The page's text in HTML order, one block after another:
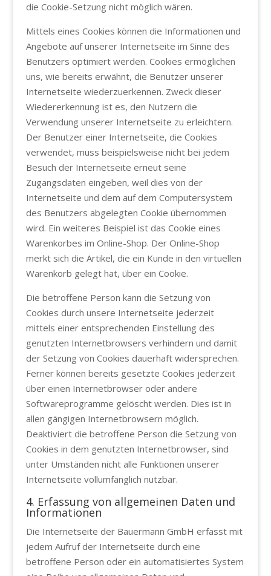
die Cookie-Setzung nicht möglich wären.
Mittels eines Cookies können die Informationen und
Angebote auf unserer Internetseite im Sinne des
Benutzers optimiert werden. Cookies ermöglichen
uns, wie bereits erwähnt, die Benutzer unserer
Internetseite wiederzuerkennen. Zweck dieser
Wiedererkennung ist es, den Nutzern die
Verwendung unserer Internetseite zu erleichtern.
Der Benutzer einer Internetseite, die Cookies
verwendet, muss beispielsweise nicht bei jedem
Besuch der Internetseite erneut seine
Zugangsdaten eingeben, weil dies von der
Internetseite und dem auf dem Computersystem
des Benutzers abgelegten Cookie übernommen
wird. Ein weiteres Beispiel ist das Cookie eines
Warenkorbes im Online-Shop. Der Online-Shop
merkt sich die Artikel, die ein Kunde in den virtuellen
Warenkorb gelegt hat, über ein Cookie.
Die betroffene Person kann die Setzung von
Cookies durch unsere Internetseite jederzeit
mittels einer entsprechenden Einstellung des
genutzten Internetbrowsers verhindern und damit
der Setzung von Cookies dauerhaft widersprechen.
Ferner können bereits gesetzte Cookies jederzeit
über einen Internetbrowser oder andere
Softwareprogramme gelöscht werden. Dies ist in
allen gängigen Internetbrowsern möglich.
Deaktiviert die betroffene Person die Setzung von
Cookies in dem genutzten Internetbrowser, sind
unter Umständen nicht alle Funktionen unserer
Internetseite vollumfänglich nutzbar.
4. Erfassung von allgemeinen Daten und
Informationen
Die Internetseite der Bauermann GmbH erfasst mit
jedem Aufruf der Internetseite durch eine
betroffene Person oder ein automatisiertes System